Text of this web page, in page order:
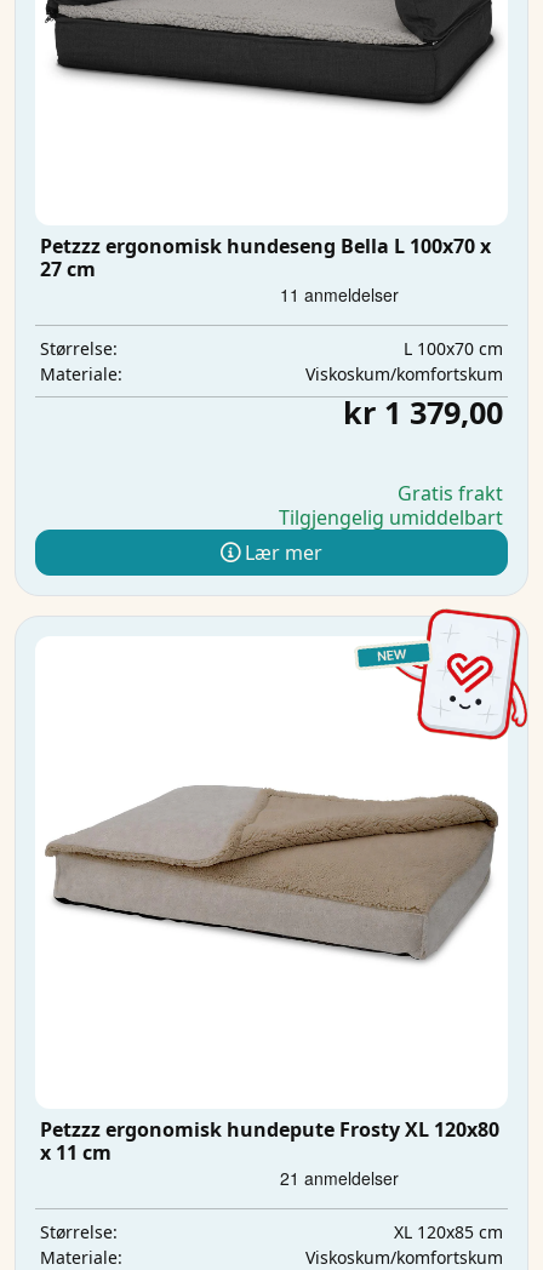
Petzzz ergonomisk hundeseng Bella L 100x70 x
27 cm
Størrelse:
L 100x70 cm
Materiale:
Viskoskum/komfortskum
kr 1 379,00
Gratis frakt
Tilgjengelig umiddelbart
Lær mer
Petzzz ergonomisk hundepute Frosty XL 120x80
x 11 cm
Størrelse:
XL 120x85 cm
Materiale:
Viskoskum/komfortskum